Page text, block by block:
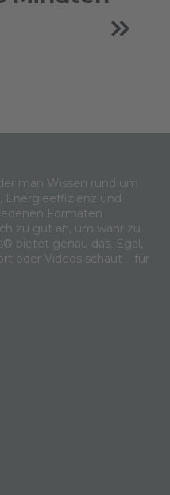
man Wissen rund um
Energieeffizienz und
Formaten
zu gut an, um wahr zu
bietet genau das. Egal,
oder Videos schaut – für